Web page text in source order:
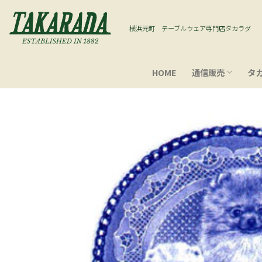
content
横浜元町 テーブルウェア専門店タカラダ
HOME 通信販売 タ